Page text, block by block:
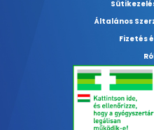
Általános
Fizetés